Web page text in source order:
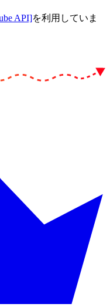
API]を利用していま